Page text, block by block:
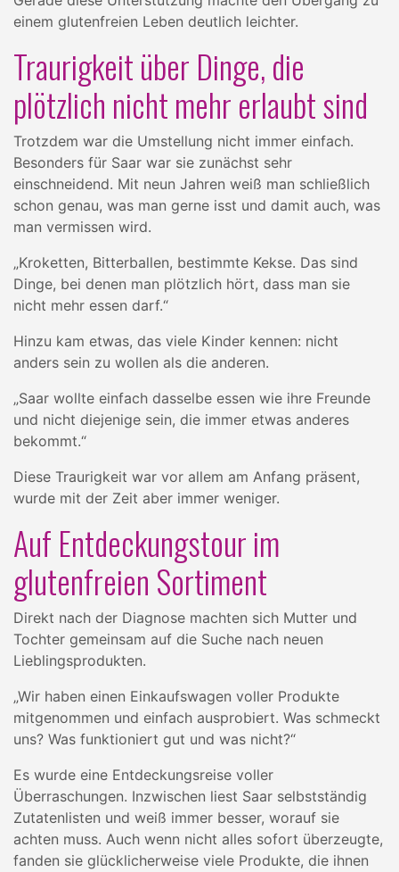
einem glutenfreien Leben deutlich leichter.
Traurigkeit über Dinge, die
plötzlich nicht mehr erlaubt sind
Trotzdem war die Umstellung nicht immer einfach.
Besonders für Saar war sie zunächst sehr
einschneidend. Mit neun Jahren weiß man schließlich
schon genau, was man gerne isst und damit auch, was
man vermissen wird.
„Kroketten, Bitterballen, bestimmte Kekse. Das sind
Dinge, bei denen man plötzlich hört, dass man sie
nicht mehr essen darf.“
Hinzu kam etwas, das viele Kinder kennen: nicht
anders sein zu wollen als die anderen.
„Saar wollte einfach dasselbe essen wie ihre Freunde
und nicht diejenige sein, die immer etwas anderes
bekommt.“
Diese Traurigkeit war vor allem am Anfang präsent,
wurde mit der Zeit aber immer weniger.
Auf Entdeckungstour im
glutenfreien Sortiment
Direkt nach der Diagnose machten sich Mutter und
Tochter gemeinsam auf die Suche nach neuen
Lieblingsprodukten.
„Wir haben einen Einkaufswagen voller Produkte
mitgenommen und einfach ausprobiert. Was schmeckt
uns? Was funktioniert gut und was nicht?“
Es wurde eine Entdeckungsreise voller
Überraschungen. Inzwischen liest Saar selbstständig
Zutatenlisten und weiß immer besser, worauf sie
achten muss. Auch wenn nicht alles sofort überzeugte,
fanden sie glücklicherweise viele Produkte, die ihnen